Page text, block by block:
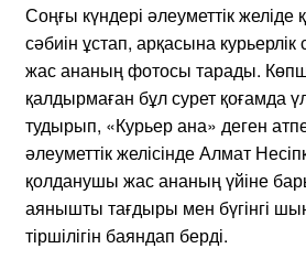
Соңғы күндері әлеуметтік
сәбиін ұстап, арқасына
жас ананың фотосы тарады.
қалдырмаған бұл сурет қоғамда
тудырып, «Курьер ана» деген
әлеуметтік желісінде Алмат
қолданушы жас ананың үйіне
аянышты тағдыры мен бүгінгі
тіршілігін баяндап берді.